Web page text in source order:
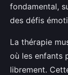
fondamental,
des défis
La thérapie
où les enfants
librement.